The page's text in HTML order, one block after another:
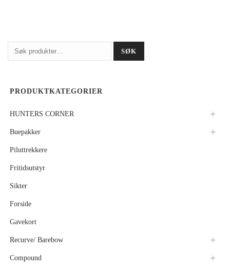
Søk
etter:
SØK
PRODUKTKATEGORIER
HUNTERS CORNER
Buepakker
Piluttrekkere
Fritidsutstyr
Sikter
Forside
Gavekort
Recurve/ Barebow
Compound